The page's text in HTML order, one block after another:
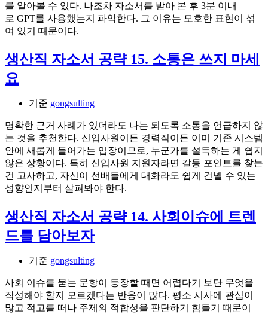
를 알아볼 수 있다. 나조차 자소서를 받아 본 후 3분 이내
로 GPT를 사용했는지 파악한다. 그 이유는 모호한 표현이 섞
여 있기 때문이다.
생산직 자소서 공략 15. 소통은 쓰지 마세
요
기준 gongsulting
명확한 근거 사례가 있더라도 나는 되도록 소통을 언급하지 않
는 것을 추천한다. 신입사원이든 경력직이든 이미 기존 시스템
안에 새롭게 들어가는 입장이므로, 누군가를 설득하는 게 쉽지
않은 상황이다. 특히 신입사원 지원자라면 갈등 포인트를 찾는
건 고사하고, 자신이 선배들에게 대화라도 쉽게 건넬 수 있는
성향인지부터 살펴봐야 한다.
생산직 자소서 공략 14. 사회이슈에 트렌
드를 담아보자
기준 gongsulting
사회 이슈를 묻는 문항이 등장할 때면 어렵다기 보단 무엇을
작성해야 할지 모르겠다는 반응이 많다. 평소 시사에 관심이
많고 적고를 떠나 주제의 적합성을 판단하기 힘들기 때문이